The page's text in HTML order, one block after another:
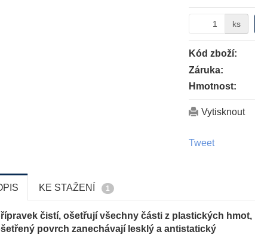
ks
Kód zboží:
Záruka:
Hmotnost:
Vytisknout
Tweet
KE STAŽENÍ 1
čistí, ošetřují všechny části z plastických
povrch zanechávají lesklý a antistatický